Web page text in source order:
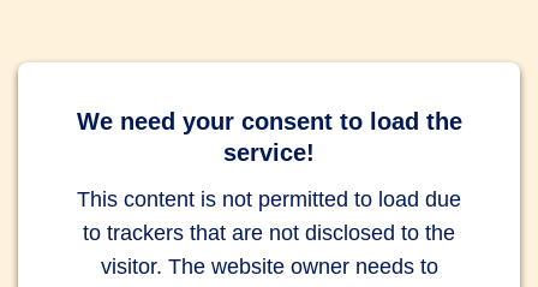
We need your consent to load the
service!
This content is not permitted to load due
to trackers that are not disclosed to the
visitor. The website owner needs to